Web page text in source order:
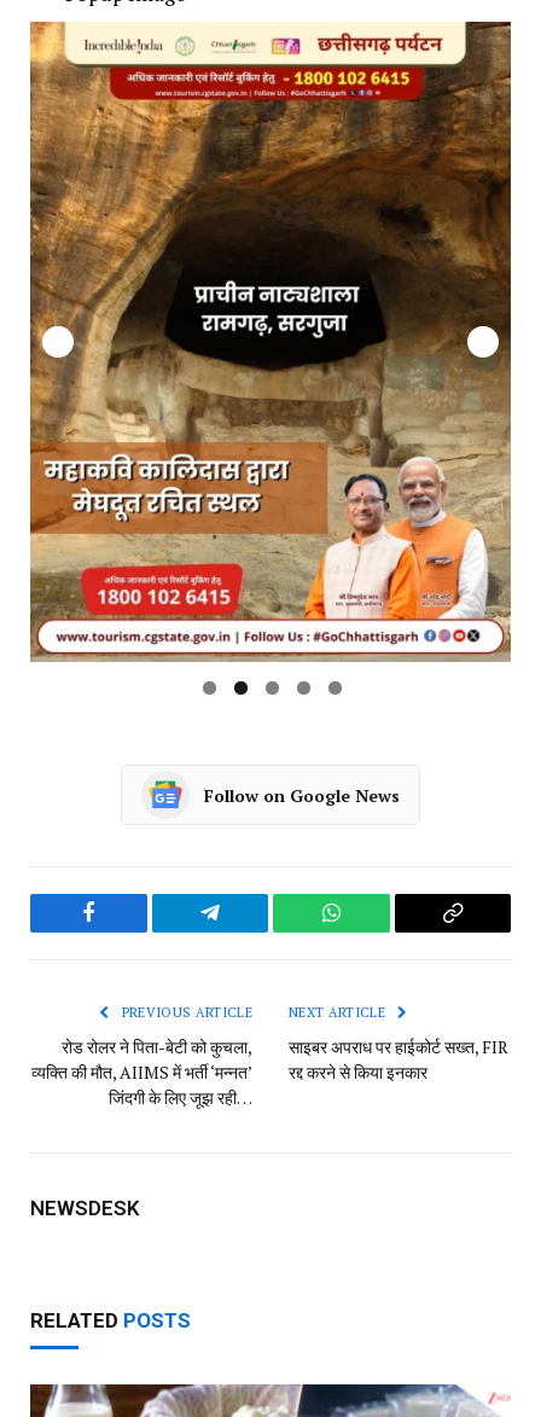
Follow on Google News
Facebook Telegram WhatsApp
Copy
PREVIOUS ARTICLE
रोड रोलर ने पिता-बेटी को कुचला,
व्यक्ति की मौत, AIIMS में भर्ती ‘मन्नत’
जिंदगी के लिए जूझ रही…
NEXT ARTICLE
साइबर अपराध पर हाईकोर्ट सख्त, FIR
रद्द करने से किया इनकार
NEWSDESK
RELATED POSTS